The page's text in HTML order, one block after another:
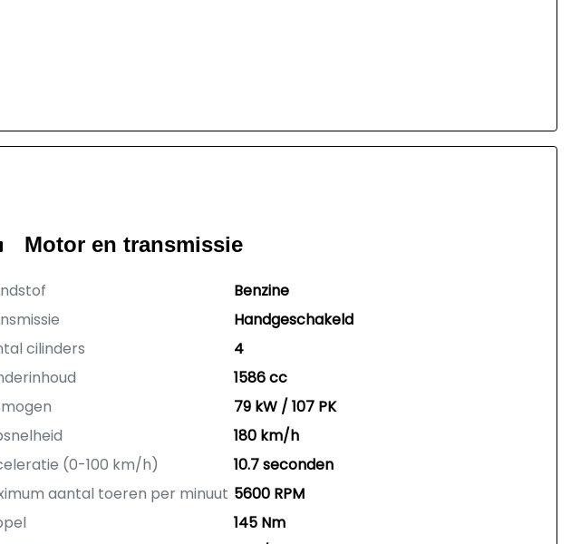
Motor en transmissie
Benzine
Handgeschakeld
cilinders
4
1586 cc
79 kW / 107 PK
180 km/h
(0-100 km/h)
10.7 seconden
aantal toeren per minuut 5600 RPM
145 Nm